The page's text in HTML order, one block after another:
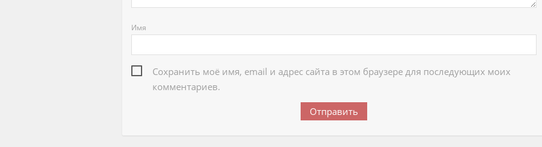
Имя
Сохранить моё имя, email и адрес сайта в этом браузере для последующих моих
комментариев.